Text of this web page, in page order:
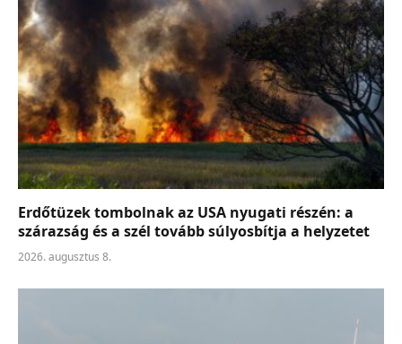
Erdőtüzek tombolnak az USA nyugati részén: a
szárazság és a szél tovább súlyosbítja a helyzetet
2026. augusztus 8.